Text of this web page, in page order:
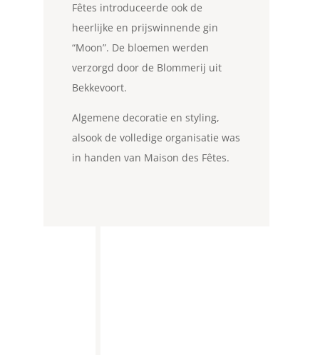
Fêtes introduceerde ook de
heerlijke en prijswinnende gin
“Moon”. De bloemen werden
verzorgd door de Blommerij uit
Bekkevoort.
Algemene decoratie en styling,
alsook de volledige organisatie was
in handen van Maison des Fêtes.